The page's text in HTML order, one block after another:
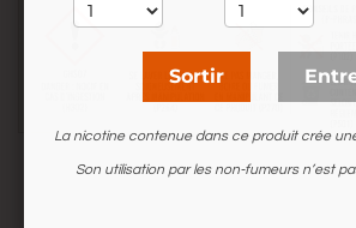
Sortir
La nicotine contenue dans ce produit crée
Son utilisation par les non-fumeurs n’est